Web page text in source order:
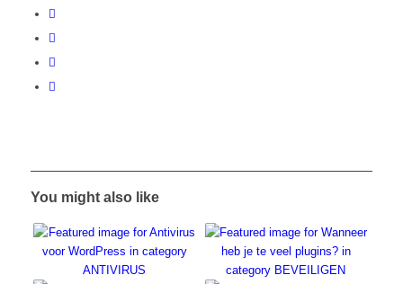
You might also like